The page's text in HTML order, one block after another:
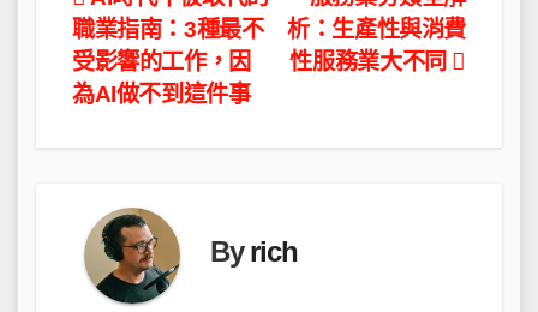
章
導
覽
析：生產性與消費
性服務業大不同
職業指南：3種最不
受影響的工作，因
為AI做不到這件事
Byrich